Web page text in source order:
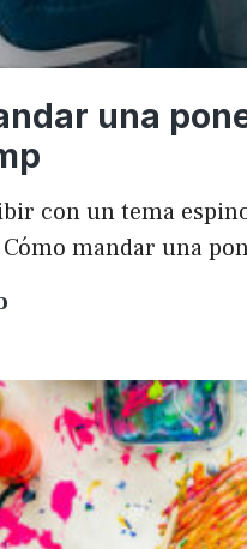
una
con un tema
mandar una
una
ponencia
a
una
WordCamp